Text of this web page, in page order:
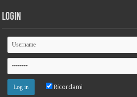
Login
Ricordami